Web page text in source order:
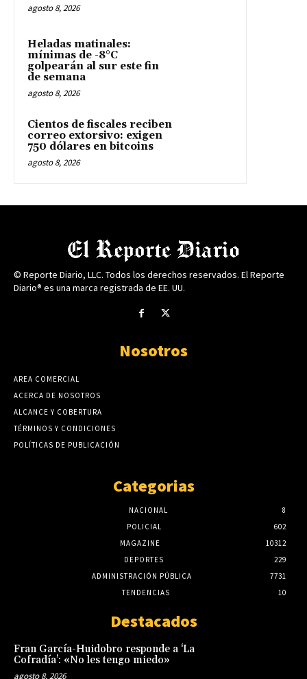
agosto 8, 2026
Heladas matinales:
mínimas de -8°C
golpearán al sur este fin
de semana
agosto 8, 2026
Cientos de fiscales reciben
correo extorsivo: exigen
750 dólares en bitcoins
agosto 8, 2026
© Reporte Diario, LLC. Todos los derechos reservados. El Reporte
Diario® es una marca registrada de EE. UU.
Nosotros
AREA COMERCIAL
ACERCA DE NOSOTROS
ALCANCE Y COBERTURA
TÉRMINOS Y CONDICIONES
POLÍTICAS DE PUBLICACIÓN
Categorias
NACIONAL
8
POLICIAL
602
MAGAZINE
10312
DEPORTES
229
ADMINISTRACIÓN PÚBLICA
7731
TENDENCIAS
10
Destacados
Fran García-Huidobro responde a ‘La
Cofradía’: «No les tengo miedo»
agosto 8, 2026